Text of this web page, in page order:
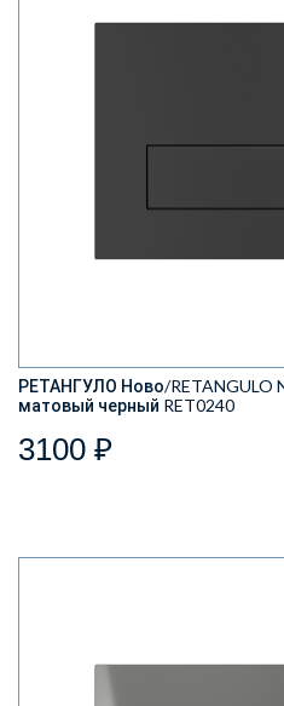
РЕТАНГУЛО Ново/RETANGULO
матовый черный RET0240
3100 ₽